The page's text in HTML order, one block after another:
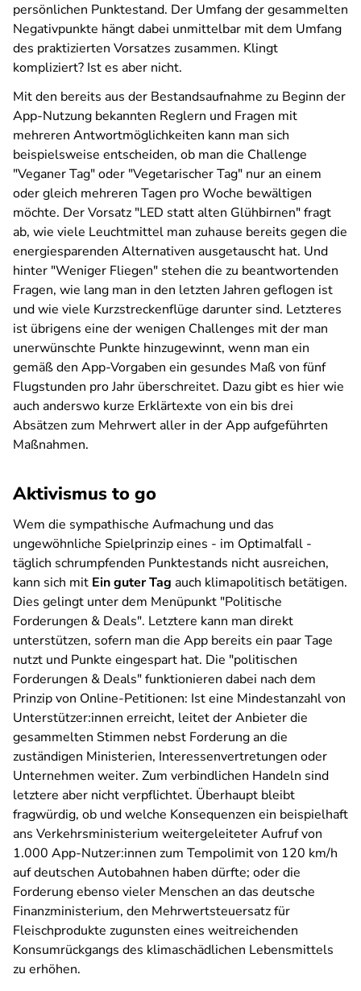
persönlichen Punktestand. Der Umfang der gesammelten
Negativpunkte hängt dabei unmittelbar mit dem Umfang
des praktizierten Vorsatzes zusammen. Klingt
kompliziert? Ist es aber nicht.
Mit den bereits aus der Bestandsaufnahme zu Beginn der
App-Nutzung bekannten Reglern und Fragen mit
mehreren Antwortmöglichkeiten kann man sich
beispielsweise entscheiden, ob man die Challenge
"Veganer Tag" oder "Vegetarischer Tag" nur an einem
oder gleich mehreren Tagen pro Woche bewältigen
möchte. Der Vorsatz "LED statt alten Glühbirnen" fragt
ab, wie viele Leuchtmittel man zuhause bereits gegen die
energiesparenden Alternativen ausgetauscht hat. Und
hinter "Weniger Fliegen" stehen die zu beantwortenden
Fragen, wie lang man in den letzten Jahren geflogen ist
und wie viele Kurzstreckenflüge darunter sind. Letzteres
ist übrigens eine der wenigen Challenges mit der man
unerwünschte Punkte hinzugewinnt, wenn man ein
gemäß den App-Vorgaben ein gesundes Maß von fünf
Flugstunden pro Jahr überschreitet. Dazu gibt es hier wie
auch anderswo kurze Erklärtexte von ein bis drei
Absätzen zum Mehrwert aller in der App aufgeführten
Maßnahmen.
Aktivismus to go
Wem die sympathische Aufmachung und das
ungewöhnliche Spielprinzip eines - im Optimalfall -
täglich schrumpfenden Punktestands nicht ausreichen,
kann sich mit Ein guter Tag auch klimapolitisch betätigen.
Dies gelingt unter dem Menüpunkt "Politische
Forderungen & Deals". Letztere kann man direkt
unterstützen, sofern man die App bereits ein paar Tage
nutzt und Punkte eingespart hat. Die "politischen
Forderungen & Deals" funktionieren dabei nach dem
Prinzip von Online-Petitionen: Ist eine Mindestanzahl von
Unterstützer:innen erreicht, leitet der Anbieter die
gesammelten Stimmen nebst Forderung an die
zuständigen Ministerien, Interessenvertretungen oder
Unternehmen weiter. Zum verbindlichen Handeln sind
letztere aber nicht verpflichtet. Überhaupt bleibt
fragwürdig, ob und welche Konsequenzen ein beispielhaft
ans Verkehrsministerium weitergeleiteter Aufruf von
1.000 App-Nutzer:innen zum Tempolimit von 120 km/h
auf deutschen Autobahnen haben dürfte; oder die
Forderung ebenso vieler Menschen an das deutsche
Finanzministerium, den Mehrwertsteuersatz für
Fleischprodukte zugunsten eines weitreichenden
Konsumrückgangs des klimaschädlichen Lebensmittels
zu erhöhen.